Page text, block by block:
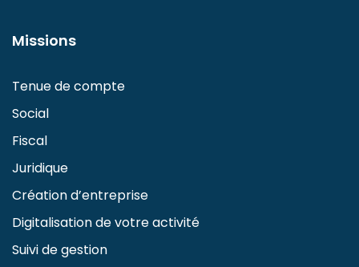
Missions
Tenue de compte
Social
Fiscal
Juridique
Création d’entreprise
Digitalisation de votre activité
Suivi de gestion